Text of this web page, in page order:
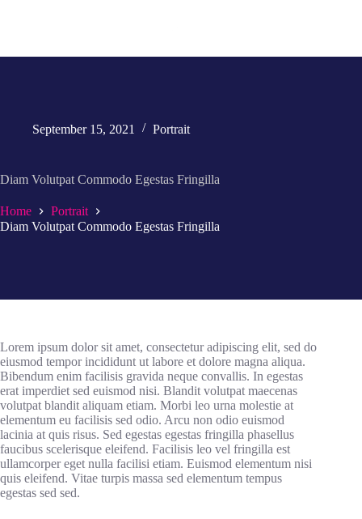
September 15, 2021 Portrait
Diam Volutpat Commodo Egestas Fringilla
Home
Portrait
Diam Volutpat Commodo Egestas Fringilla
Lorem ipsum dolor sit amet, consectetur adipiscing elit, sed do
eiusmod tempor incididunt ut labore et dolore magna aliqua.
Bibendum enim facilisis gravida neque convallis. In egestas
erat imperdiet sed euismod nisi. Blandit volutpat maecenas
volutpat blandit aliquam etiam. Morbi leo urna molestie at
elementum eu facilisis sed odio. Arcu non odio euismod
lacinia at quis risus. Sed egestas egestas fringilla phasellus
faucibus scelerisque eleifend. Facilisis leo vel fringilla est
ullamcorper eget nulla facilisi etiam. Euismod elementum nisi
quis eleifend. Vitae turpis massa sed elementum tempus
egestas sed sed.